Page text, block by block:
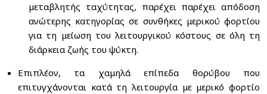
μεταβλητής ταχύτητας, παρέχει παρέχει απόδοση
ανώτερης κατηγορίας σε συνθήκες μερικού φορτίου
για τη μείωση του λειτουργικού κόστους σε όλη τη
διάρκεια ζωής του ψύκτη.
Επιπλέον, τα χαμηλά επίπεδα θορύβου που
επιτυγχάνονται κατά τη λειτουργία με μερικό φορτίο